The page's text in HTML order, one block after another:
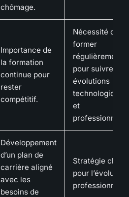
chômage.
Importance de
la formation
continue pour
rester
compétitif.
Nécessité de se
former
régulièrement
pour suivre les
évolutions
technologiques
et
Développement
d’un plan de
carrière aligné
avec les
besoins de
Stratégie claire
pour l’évolution